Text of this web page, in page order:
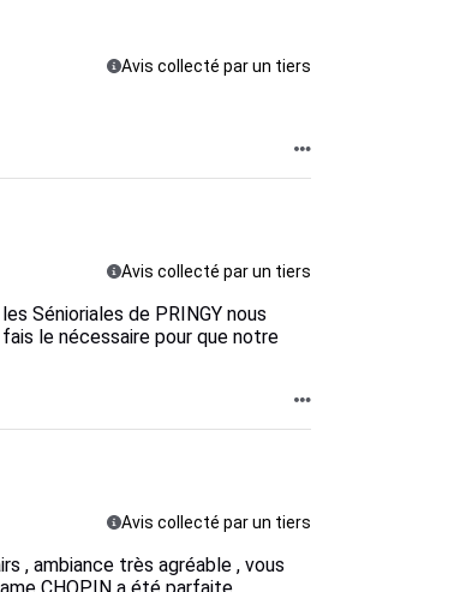
Avis collecté par un tiers
Avis collecté par un tiers
Sénioriales de PRINGY nous
le nécessaire pour que notre
Avis collecté par un tiers
, ambiance très agréable , vous